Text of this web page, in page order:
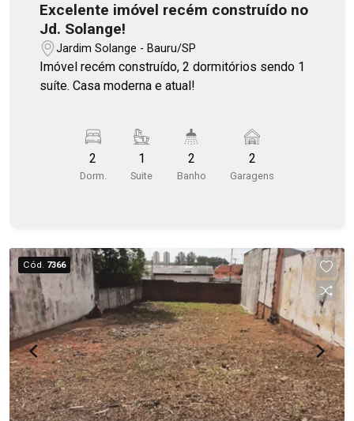
Excelente imóvel recém construído no
Jd. Solange!
Jardim Solange - Bauru/SP
Imóvel recém construído, 2 dormitórios sendo 1
suíte. Casa moderna e atual!
2
Dorm.
1
Suite
2
Banho
2
Garagens
Cód. 7366